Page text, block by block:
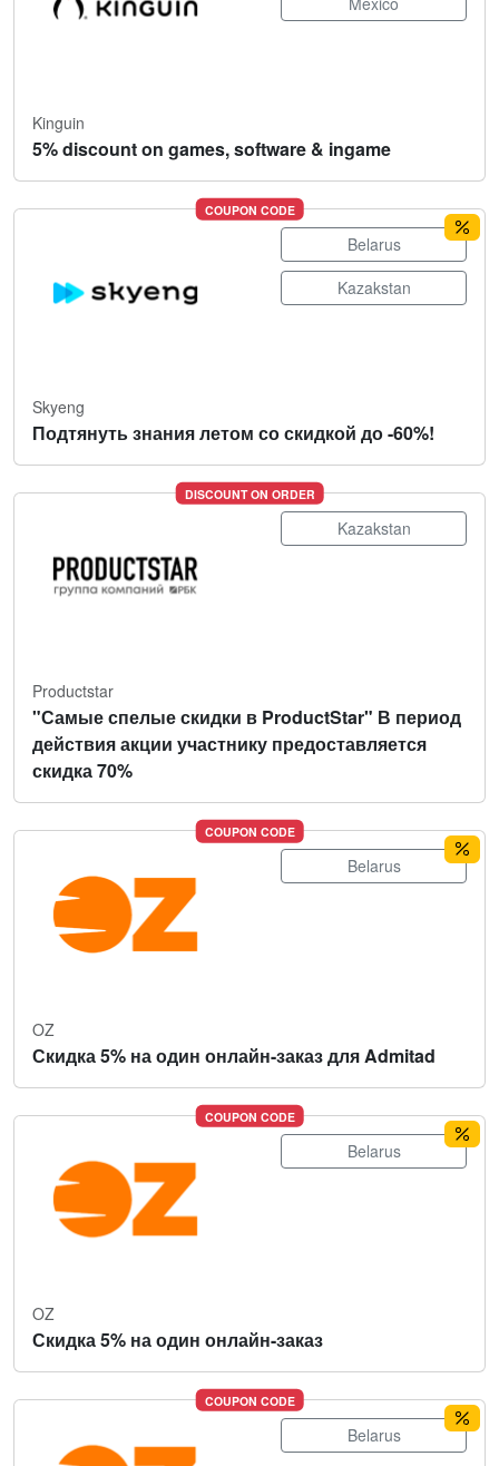
Kinguin
5% discount on games, software & ingame
COUPON CODE
Belarus
Kazakstan
Skyeng
Подтянуть знания летом со скидкой до -60%!
DISCOUNT ON ORDER
Kazakstan
Productstar
"Самые спелые скидки в ProductStar" В период
действия акции участнику предоставляется
скидка 70%
COUPON CODE
Belarus
OZ
Скидка 5% на один онлайн-заказ для Admitad
COUPON CODE
Belarus
OZ
Скидка 5% на один онлайн-заказ
COUPON CODE
Belarus